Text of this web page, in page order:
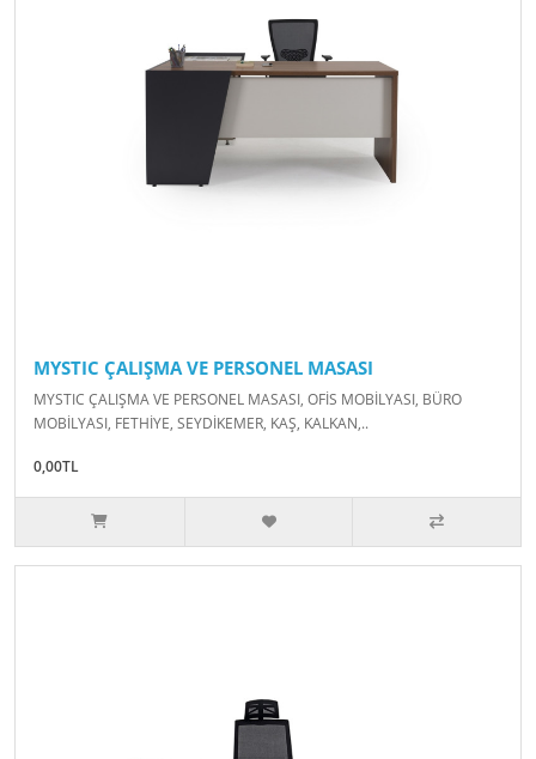
MYSTIC ÇALIŞMA VE PERSONEL MASASI
MYSTIC ÇALIŞMA VE PERSONEL MASASI, OFİS MOBİLYASI, BÜRO
MOBİLYASI, FETHİYE, SEYDİKEMER, KAŞ, KALKAN,..
0,00TL